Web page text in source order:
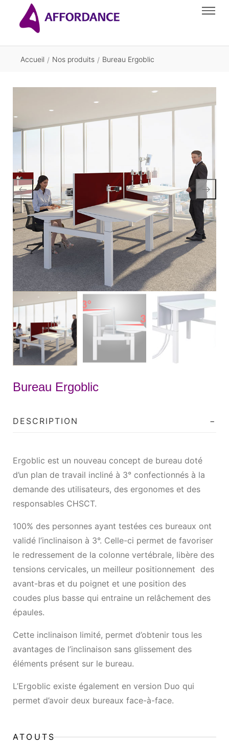
Accueil / Nos produits / Bureau Ergoblic
Bureau Ergoblic
DESCRIPTION
Ergoblic est un nouveau concept de bureau doté
d’un plan de travail incliné à 3° confectionnés à la
demande des utilisateurs, des ergonomes et des
responsables CHSCT.
100% des personnes ayant testées ces bureaux ont
validé l’inclinaison à 3°. Celle-ci permet de favoriser
le redressement de la colonne vertébrale, libère des
tensions cervicales, un meilleur positionnement des
avant-bras et du poignet et une position des
coudes plus basse qui entraine un relâchement des
épaules.
Cette inclinaison limité, permet d’obtenir tous les
avantages de l’inclinaison sans glissement des
éléments présent sur le bureau.
L’Ergoblic existe également en version Duo qui
permet d’avoir deux bureaux face-à-face.
ATOUTS